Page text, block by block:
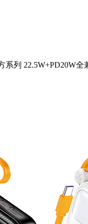
系列 22.5W+PD20W